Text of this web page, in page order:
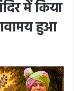
में किया
हुआ